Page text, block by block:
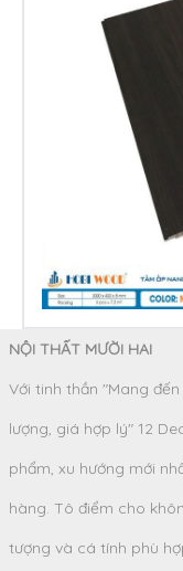
NỘI THẤT MƯỜI HAI
Với tinh thần "Mang
lượng, giá hợp lý" 12
phẩm, xu hướng mới
hàng. Tô điểm cho
tượng và cá tính phù